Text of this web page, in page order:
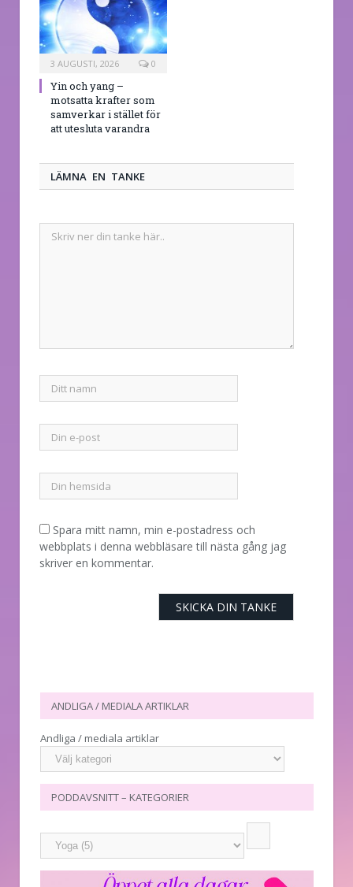
3 AUGUSTI, 2026 0
Yin och yang –
motsatta krafter som
samverkar i stället för
att utesluta varandra
LÄMNA EN TANKE
Spara mitt namn, min e-postadress och
webbplats i denna webbläsare till nästa gång jag
skriver en kommentar.
ANDLIGA / MEDIALA ARTIKLAR
Andliga / mediala artiklar
PODDAVSNITT – KATEGORIER